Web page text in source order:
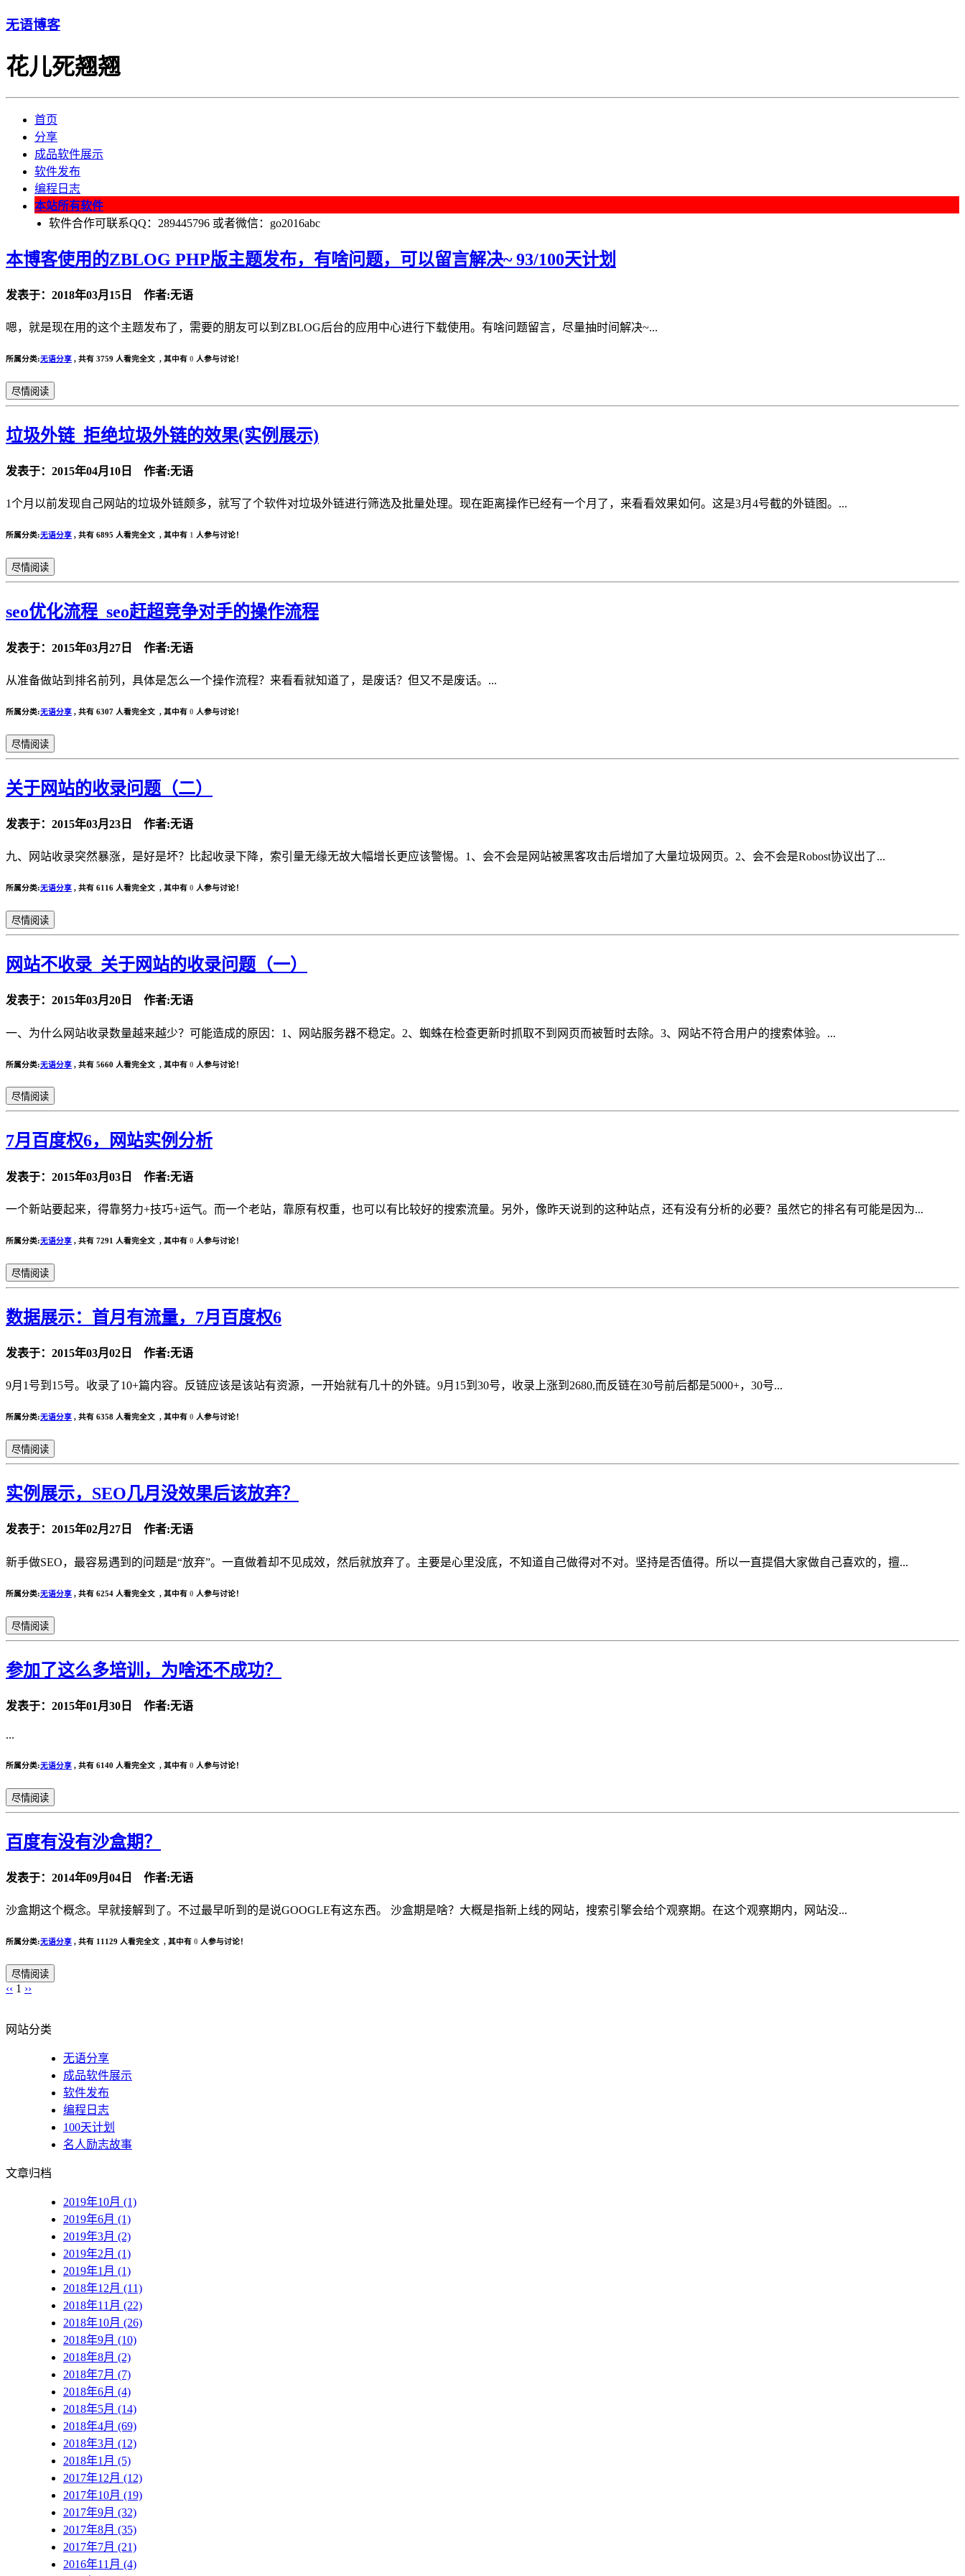
无语博客
花儿死翘翘
首页
分享
成品软件展示
软件发布
编程日志
本站所有软件
软件合作可联系QQ：289445796 或者微信：go2016abc
本博客使用的ZBLOG PHP版主题发布，有啥问题，可以留言解决~ 93/100天计划
发表于：2018年03月15日 作者:无语
嗯，就是现在用的这个主题发布了，需要的朋友可以到ZBLOG后台的应用中心进行下载使用。有啥问题留言，尽量抽时间解决~...
所属分类:无语分享 , 共有 3759 人看完全文 , 其中有 0 人参与讨论！
尽情阅读
垃圾外链_拒绝垃圾外链的效果(实例展示)
发表于：2015年04月10日 作者:无语
1个月以前发现自己网站的垃圾外链颇多，就写了个软件对垃圾外链进行筛选及批量处理。现在距离操作已经有一个月了，来看看效果如何。这是3月4号截的外链图。...
所属分类:无语分享 , 共有 6895 人看完全文 , 其中有 1 人参与讨论！
尽情阅读
seo优化流程_seo赶超竞争对手的操作流程
发表于：2015年03月27日 作者:无语
从准备做站到排名前列，具体是怎么一个操作流程？来看看就知道了，是废话？但又不是废话。...
所属分类:无语分享 , 共有 6307 人看完全文 , 其中有 0 人参与讨论！
尽情阅读
关于网站的收录问题（二）
发表于：2015年03月23日 作者:无语
九、网站收录突然暴涨，是好是坏？比起收录下降，索引量无缘无故大幅增长更应该警惕。1、会不会是网站被黑客攻击后增加了大量垃圾网页。2、会不会是Robost协议出了...
所属分类:无语分享 , 共有 6116 人看完全文 , 其中有 0 人参与讨论！
尽情阅读
网站不收录_关于网站的收录问题（一）
发表于：2015年03月20日 作者:无语
一、为什么网站收录数量越来越少？可能造成的原因：1、网站服务器不稳定。2、蜘蛛在检查更新时抓取不到网页而被暂时去除。3、网站不符合用户的搜索体验。...
所属分类:无语分享 , 共有 5660 人看完全文 , 其中有 0 人参与讨论！
尽情阅读
7月百度权6，网站实例分析
发表于：2015年03月03日 作者:无语
一个新站要起来，得靠努力+技巧+运气。而一个老站，靠原有权重，也可以有比较好的搜索流量。另外，像昨天说到的这种站点，还有没有分析的必要？虽然它的排名有可能是因为...
所属分类:无语分享 , 共有 7291 人看完全文 , 其中有 0 人参与讨论！
尽情阅读
数据展示：首月有流量，7月百度权6
发表于：2015年03月02日 作者:无语
9月1号到15号。收录了10+篇内容。反链应该是该站有资源，一开始就有几十的外链。9月15到30号，收录上涨到2680,而反链在30号前后都是5000+，30号...
所属分类:无语分享 , 共有 6358 人看完全文 , 其中有 0 人参与讨论！
尽情阅读
实例展示，SEO几月没效果后该放弃？
发表于：2015年02月27日 作者:无语
新手做SEO，最容易遇到的问题是“放弃”。一直做着却不见成效，然后就放弃了。主要是心里没底，不知道自己做得对不对。坚持是否值得。所以一直提倡大家做自己喜欢的，擅...
所属分类:无语分享 , 共有 6254 人看完全文 , 其中有 0 人参与讨论！
尽情阅读
参加了这么多培训，为啥还不成功？
发表于：2015年01月30日 作者:无语
...
所属分类:无语分享 , 共有 6140 人看完全文 , 其中有 0 人参与讨论！
尽情阅读
百度有没有沙盒期？
发表于：2014年09月04日 作者:无语
沙盒期这个概念。早就接解到了。不过最早听到的是说GOOGLE有这东西。 沙盒期是啥？大概是指新上线的网站，搜索引擎会给个观察期。在这个观察期内，网站没...
所属分类:无语分享 , 共有 11129 人看完全文 , 其中有 0 人参与讨论！
尽情阅读
‹‹ 1 ››
网站分类
无语分享
成品软件展示
软件发布
编程日志
100天计划
名人励志故事
文章归档
2019年10月 (1)
2019年6月 (1)
2019年3月 (2)
2019年2月 (1)
2019年1月 (1)
2018年12月 (11)
2018年11月 (22)
2018年10月 (26)
2018年9月 (10)
2018年8月 (2)
2018年7月 (7)
2018年6月 (4)
2018年5月 (14)
2018年4月 (69)
2018年3月 (12)
2018年1月 (5)
2017年12月 (12)
2017年10月 (19)
2017年9月 (32)
2017年8月 (35)
2017年7月 (21)
2016年11月 (4)